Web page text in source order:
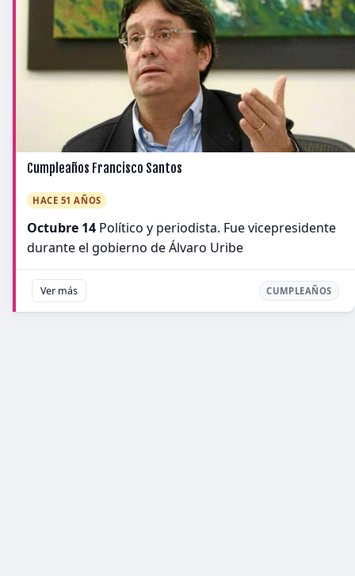
Cumpleaños Francisco Santos
HACE 51 AÑOS
Octubre 14 Político y periodista. Fue vicepresidente
durante el gobierno de Álvaro Uribe
Ver más CUMPLEAÑOS